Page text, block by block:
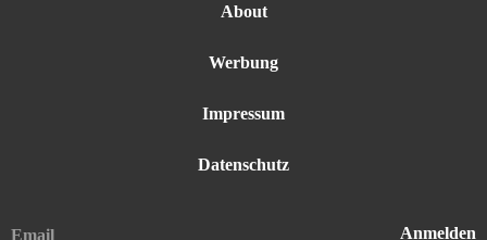
About
Werbung
Impressum
Datenschutz